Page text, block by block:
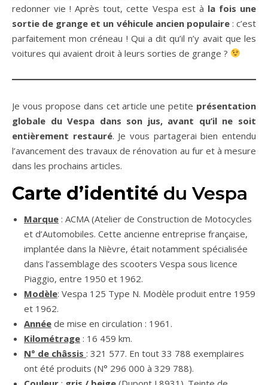
redonner vie ! Après tout, cette Vespa est à la fois une
sortie de grange et un véhicule ancien populaire: c’est
parfaitement mon créneau ! Qui a dit qu’il n’y avait que les
voitures qui avaient droit à leurs sorties de grange ?
Je vous propose dans cet article une petite présentation
globale du Vespa dans son jus, avant qu’il ne soit
entièrement restauré. Je vous partagerai bien entendu
l’avancement des travaux de rénovation au fur et à mesure
dans les prochains articles.
Carte d’identité du Vespa
Marque : ACMA (Atelier de Construction de Motocycles
et d’Automobiles. Cette ancienne entreprise française,
implantée dans la Nièvre, était notamment spécialisée
dans l’assemblage des scooters Vespa sous licence
Piaggio, entre 1950 et 1962.
Modèle: Vespa 125 Type N. Modèle produit entre 1959
et 1962.
Année de mise en circulation : 1961.
Kilométrage : 16 459 km.
N° de châssis : 321 577. En tout 33 788 exemplaires
ont été produits (N° 296 000 à 329 788).